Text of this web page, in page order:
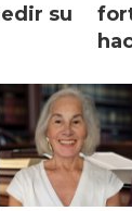
su